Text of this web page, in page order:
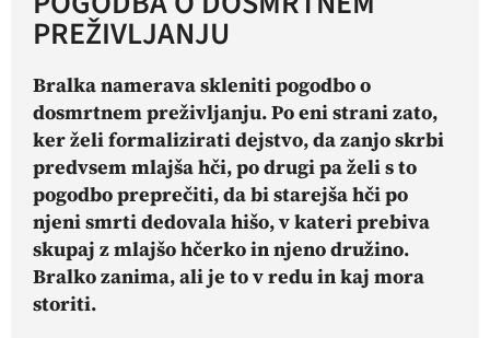
PREŽIVLJANJU
Bralka namerava skleniti pogodbo o
dosmrtnem preživljanju. Po eni strani zato,
ker želi formalizirati dejstvo, da zanjo skrbi
predvsem mlajša hči, po drugi pa želi s to
pogodbo preprečiti, da bi starejša hči po
njeni smrti dedovala hišo, v kateri prebiva
skupaj z mlajšo hčerko in njeno družino.
Bralko zanima, ali je to v redu in kaj mora
storiti.